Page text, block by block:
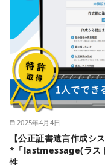
2025年4月4日
【公正証書遺言作成シ
*「lastmessage(ラス
性